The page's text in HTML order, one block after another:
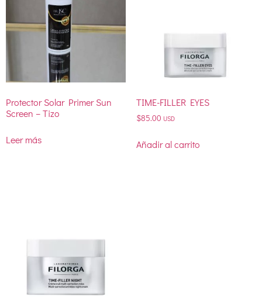
Protector Solar Primer Sun
Screen – Tizo
Leer más
TIME-FILLER EYES
$85.00 USD
Añadir al carrito